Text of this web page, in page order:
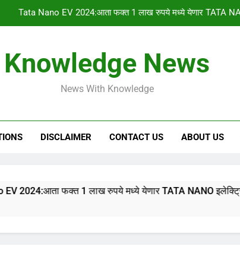
PM किसान
HSC & SSC Result: 10 वी 12 वी चा निकाल
PM किसान योजनेचा
Knowledge News
News With Knowledge
DISCLAIMER CONTACT US ABOUT US
फक्त 1 लाख रुपये मध्ये येणार TATA NANO इलेक्ट्रिक कार, 315